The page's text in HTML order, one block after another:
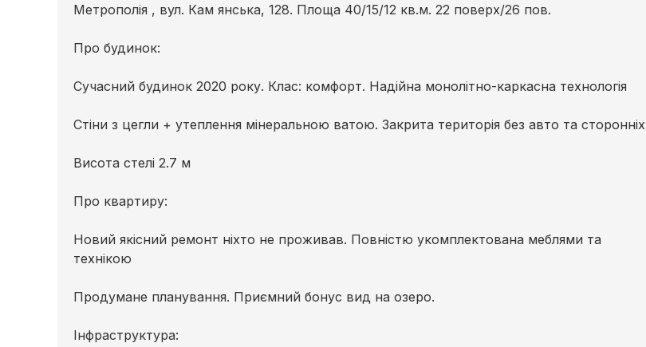
Метрополія , вул. Кам янська, 128. Площа 40/15/12 кв.м. 22 поверх/26 пов.
Про будинок:
Сучасний будинок 2020 року. Клас: комфорт. Надійна монолітно-каркасна технологія
Стіни з цегли + утеплення мінеральною ватою. Закрита територія без авто та сторонніх
Висота стелі 2.7 м
Про квартиру:
Новий якісний ремонт ніхто не проживав. Повністю укомплектована меблями та
технікою
Продумане планування. Приємний бонус вид на озеро.
Інфраструктура: